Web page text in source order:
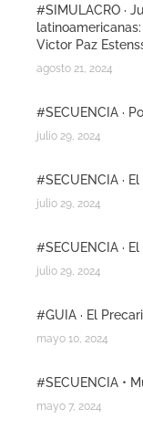
#SIMULACRO ·
Victor Paz
agosto 21, 2024
#SECUENCIA ·
julio 29, 2024
#SECUENCIA ·
julio 29, 2024
#SECUENCIA ·
julio 29, 2024
#GUIA · El
mayo 10, 2024
#SECUENCIA •
mayo 7, 2024